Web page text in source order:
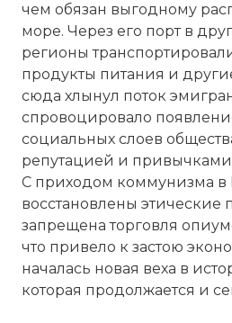
чем обязан выгодному
море. Через его портв
регионы
продукты питания и
сюда хлынул поток
спровоцировало
социальных слоев
репутацией и
С приходом коммунизма в
восстановлены
запрещена торговля
что привело к застою
началась новая веха в
которая продолжается и